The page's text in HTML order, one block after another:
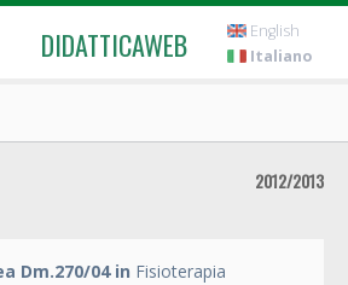
DIDATTICAWEB
English
Italiano
2012/2013
Dm.270/04 in Fisioterapia